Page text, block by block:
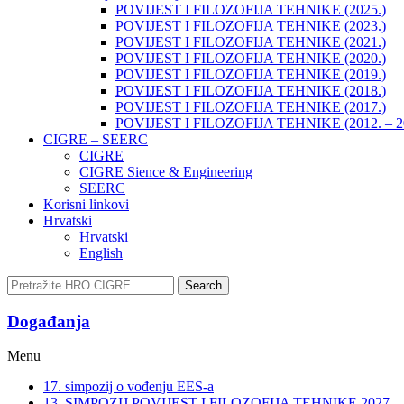
POVIJEST I FILOZOFIJA TEHNIKE (2025.)
POVIJEST I FILOZOFIJA TEHNIKE (2023.)
POVIJEST I FILOZOFIJA TEHNIKE (2021.)
POVIJEST I FILOZOFIJA TEHNIKE (2020.)
POVIJEST I FILOZOFIJA TEHNIKE (2019.)
POVIJEST I FILOZOFIJA TEHNIKE (2018.)
POVIJEST I FILOZOFIJA TEHNIKE (2017.)
POVIJEST I FILOZOFIJA TEHNIKE (2012. –
CIGRE – SEERC
CIGRE
CIGRE Sience & Engineering
SEERC
Korisni linkovi
Hrvatski
Hrvatski
English
Search
Događanja​
Menu
17. simpozij o vođenju EES-a